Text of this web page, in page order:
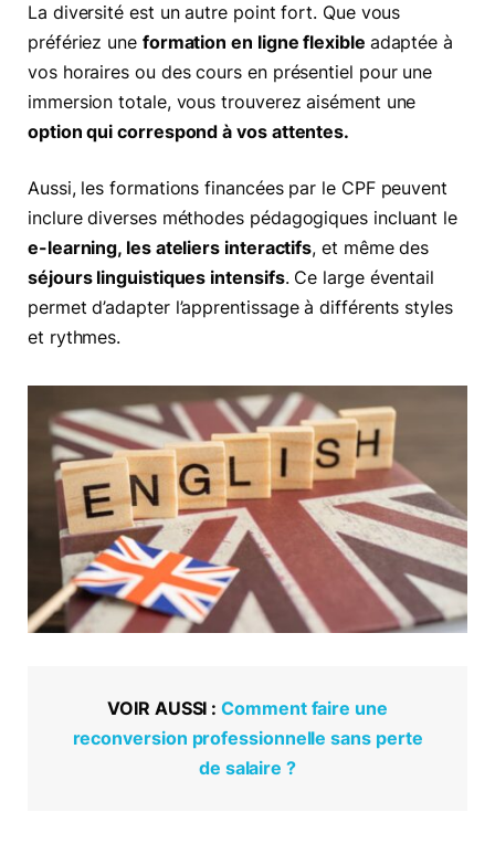
La diversité est un autre point fort. Que vous
préfériez une formation en ligne flexible adaptée à
vos horaires ou des cours en présentiel pour une
immersion totale, vous trouverez aisément une
option qui correspond à vos attentes.
Aussi, les formations financées par le CPF peuvent
inclure diverses méthodes pédagogiques incluant le
e-learning, les ateliers interactifs, et même des
séjours linguistiques intensifs. Ce large éventail
permet d’adapter l’apprentissage à différents styles
et rythmes.
VOIR AUSSI :Comment faire une
reconversion professionnelle sans perte
de salaire ?